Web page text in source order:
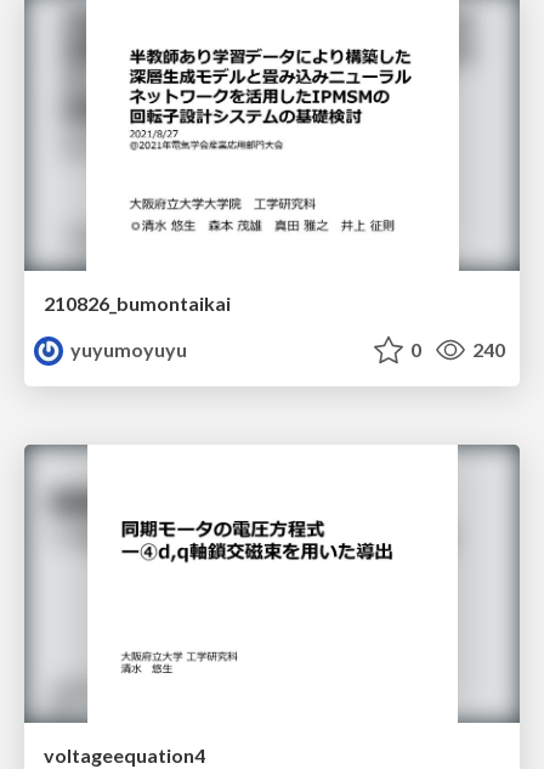
210826_bumontaikai
yuyumoyuyu
0 240
voltageequation4